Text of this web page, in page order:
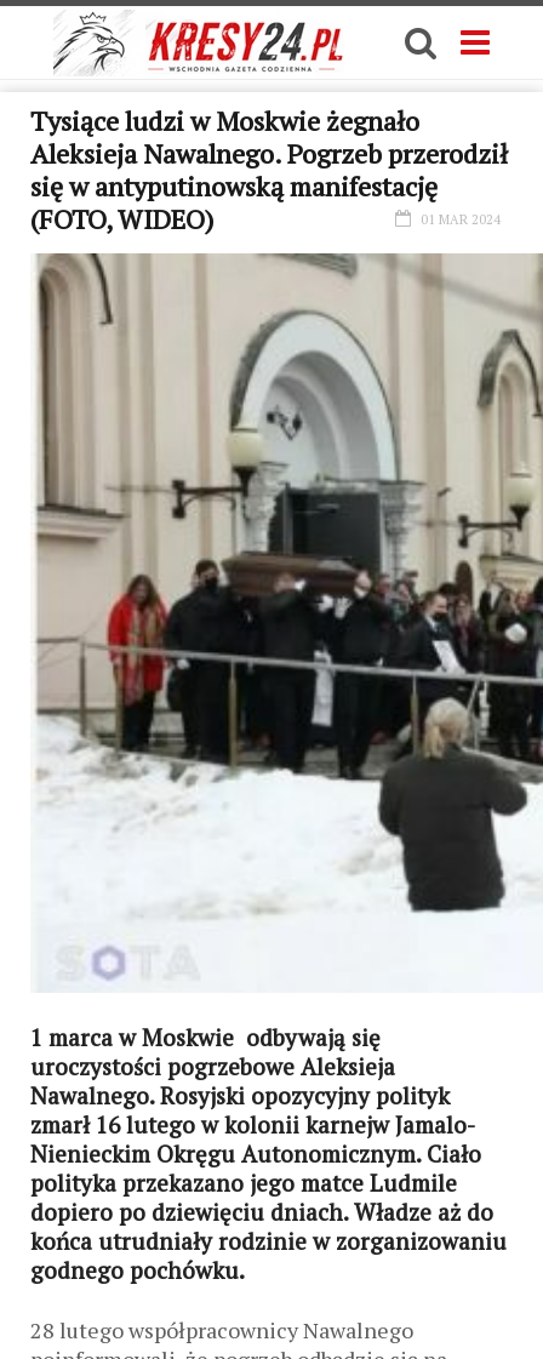
Tysiące ludzi w Moskwie żegnało
Aleksieja Nawalnego. Pogrzeb przerodził
się w antyputinowską manifestację
(FOTO, WIDEO)
01 MAR 2024
1 marca w Moskwie odbywają się
uroczystości pogrzebowe Aleksieja
Nawalnego. Rosyjski opozycyjny polityk
zmarł 16 lutego w kolonii karnejw Jamalo-
Nienieckim Okręgu Autonomicznym. Ciało
polityka przekazano jego matce Ludmile
dopiero po dziewięciu dniach. Władze aż do
końca utrudniały rodzinie w zorganizowaniu
godnego pochówku.
28 lutego współpracownicy Nawalnego